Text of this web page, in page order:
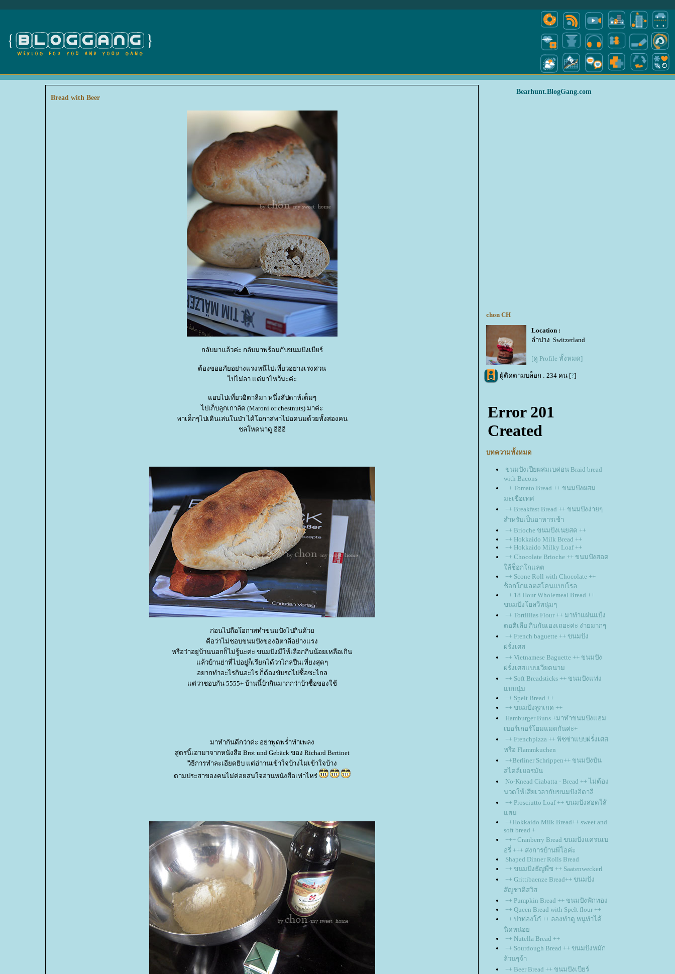
Bread with Beer
กลับมาแล้วค่ะ กลับมาพร้อมกับขนมปังเบียร์
ต้องขออภัยอย่างแรงหนีไปเที่ยวอย่างเร่งด่วน
ไปไม่ลา แต่มาไหว้นะค่ะ
อบไปเที่ยวอิตาลีมา หนึ่งสัปดาห์เต็มๆ
ไปเก็บลูกเกาลัด (Maroni or chestnuts) มาค่ะ
พาเด็กๆไปเดินเล่นในป่า ได้โอกาสพาไปอดนมด้วยทั้งสองคน
ชลโหดน่าดู อิอิอิ
ก่อนไปถือโอกาสทำขนมปังไปกินด้ว
คือว่าไม่ชอบขนมปังของอิตาลีอย่างแรง
หรือว่าอยู่บ้านนอกก็ไม่รู้นะค่ะ ขนมปังมีให้เลือกกินน้อยเหลือเกิน
ล้วบ้านย่าที่ไปอยู่ก็เรียกได้ว่าไกลปืนเที่ยงสุดๆ
อยากทำอะไรกินอะไร ก็ต้องขับรถไปซื้อซะไกล
ต่ว่าชอบกัน 5555+ บ้านนี้บ้ากินมากกว่าบ้าซื้อของใช้
มาทำกันดีกว่าค่ะ อย่าพูดพร่ำทำเพลง
สูตรนี้เอามาจากหนังสือ Brot und Gebäck ของ Richard Bertinet
วิธีการทำละเอียดยิบ แต่อ่าานเข้าใจบ้างไม่เข้าใจบ้าง
ตามประสาของคนไม่ค่อยสนใจอ่านหนังสือเท่าไหร่
Bearhunt.BlogGang.com
chon CH
Location :
ลำปาง Switzerland
[ดู Profile ทั้งหมด]
ผู้ติดตามบล็อก : 234 คน [?]
บทความทั้งหมด
ขนมปังเปียผสมเบค่อน Braid bread
with Bacons
++ Tomato Bread ++ ขนมปังผสม
มะเขือเทศ
++ Breakfast Bread ++ ขนมปังง่ายๆ
สำหรับเป็นอาหารเช้า
++ Brioche ขนมปังเนยสด ++
++ Hokkaido Milk Bread ++
++ Hokkaido Milky Loaf ++
++ Chocolate Brioche ++ ขนมปังสอด
ส้ช็อกโกแลต
++ Scone Roll with Chocolate ++
ช็อกโกแลตสโคนแบบโรล
++ 18 Hour Wholemeal Bread ++
ขนมปังโฮลวีทนุ่มๆ
++ Tortillias Flour ++ มาทำแผ่นแป้ง
ตอติเลีย กินกันเองเถอะค่ะ ง่ายมากๆ
++ French baguette ++ ขนมปัง
ฝรั่งเศส
++ Vietnamese Baguette ++ ขนมปัง
ฝรั่งเศสแบบเวียตนาม
++ Soft Breadsticks ++ ขนมปังแท่ง
บบนุ่ม
++ Spelt Bread ++
++ ขนมปังลูกเกด ++
Hamburger Buns +มาทำขนมปังแฮม
เบอร์เกอร์โฮมแมดกันค่ะ+
++ Frenchpizza ++ พิซซ่าแบบฝรั่งเศส
หรือ Flammkuchen
++Berliner Schrippen++ ขนมปังบัน
สไตล์เยอรมัน
No-Knead Ciabatta - Bread ++ ไม่ต้อง
นวดให้เสียเวลากับขนมปังอิตาลี
++ Prosciutto Loaf ++ ขนมปังสอดใส้
ฮม
++Hokkaido Milk Bread++ sweet and
soft bread +
+++ Cranberry Bread ขนมปังแครนเบ
อรี่ +++ ส่งการบ้านพี่โอค่ะ
Shaped Dinner Rolls Bread
++ ขนมปังธัญพืช ++ Saatenweckerl
++ Grittibaenze Bread++ ขนมปัง
สัญชาติสวิส
++ Pumpkin Bread ++ ขนมปังฟักทอง
++ Queen Bread with Spelt flour ++
++ ปาท่องโก๋ ++ ลองทำดู หนูทำได้
นิดหน่อ
++ Nutella Bread ++
++ Sourdough Bread ++ ขนมปังหมัก
ล้วนๆจ้า
++ Beer Bread ++ ขนมปังเบียร์